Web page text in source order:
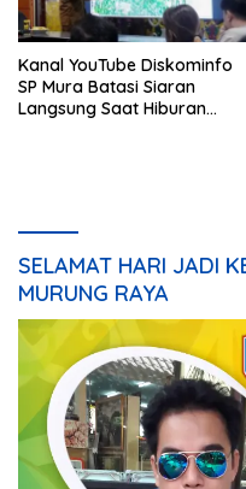
Kanal YouTube Diskominfo
SP Mura Batasi Siaran
Langsung Saat Hiburan
SELAMAT HARI JADI
MURUNG RAYA